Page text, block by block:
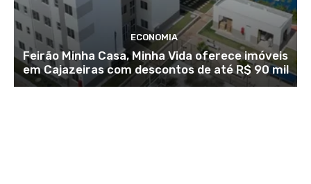
ECONOMIA
Feirão Minha Casa, Minha Vida oferece imóveis
em Cajazeiras com descontos de até R$ 90 mil